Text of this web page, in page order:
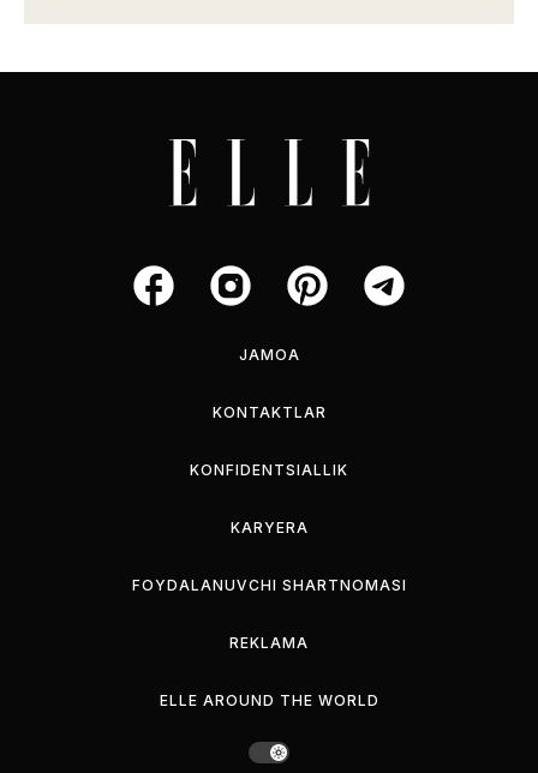
JAMOA
KONTAKTLAR
KONFIDENTSIALLIK
KARYERA
FOYDALANUVCHI SHARTNOMASI
REKLAMA
ELLE AROUND THE WORLD